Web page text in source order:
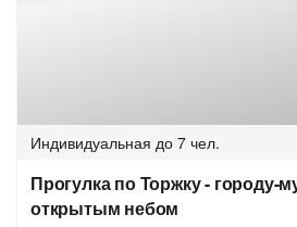
Индивидуальная до 7 чел.
Прогулка по Торжку - городу-
открытым небом